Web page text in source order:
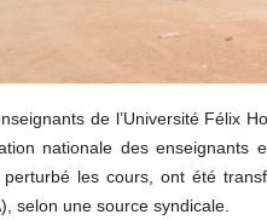
de l’Université Félix
nationale des enseignants
perturbé les cours, ont été
selon une source syndicale.